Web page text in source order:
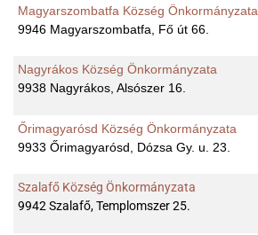
Magyarszombatfa Község Önkormányzata
9946 Magyarszombatfa, Fő út 66.
Nagyrákos Község Önkormányzata
9938 Nagyrákos, Alsószer 16.
Őrimagyarósd Község Önkormányzata
9933 Őrimagyarósd, Dózsa Gy. u. 23.
Szalafő Község Önkormányzata
9942 Szalafő, Templomszer 25.